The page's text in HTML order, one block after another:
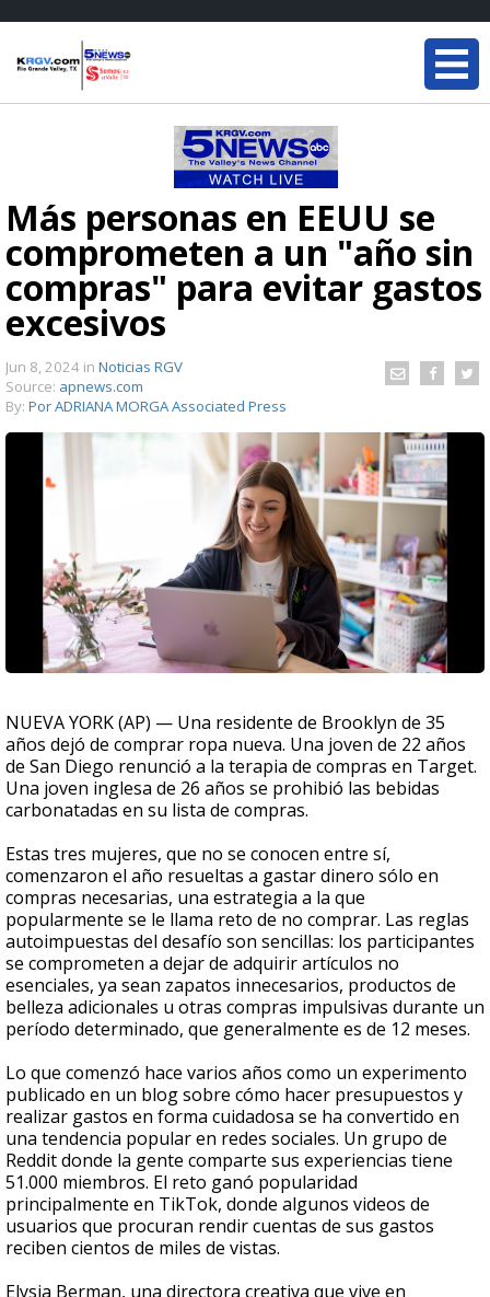
Más personas en EEUU se
comprometen a un "año sin
compras" para evitar gastos
excesivos
Jun 8, 2024 in Noticias RGV
Source: apnews.com
By: Por ADRIANA MORGA Associated Press
NUEVA YORK (AP) — Una residente de Brooklyn de 35
años dejó de comprar ropa nueva. Una joven de 22 años
de San Diego renunció a la terapia de compras en Target.
Una joven inglesa de 26 años se prohibió las bebidas
carbonatadas en su lista de compras.
Estas tres mujeres, que no se conocen entre sí,
comenzaron el año resueltas a gastar dinero sólo en
compras necesarias, una estrategia a la que
popularmente se le llama reto de no comprar. Las reglas
autoimpuestas del desafío son sencillas: los participantes
se comprometen a dejar de adquirir artículos no
esenciales, ya sean zapatos innecesarios, productos de
belleza adicionales u otras compras impulsivas durante un
período determinado, que generalmente es de 12 meses.
Lo que comenzó hace varios años como un experimento
publicado en un blog sobre cómo hacer presupuestos y
realizar gastos en forma cuidadosa se ha convertido en
una tendencia popular en redes sociales. Un grupo de
Reddit donde la gente comparte sus experiencias tiene
51.000 miembros. El reto ganó popularidad
principalmente en TikTok, donde algunos videos de
usuarios que procuran rendir cuentas de sus gastos
reciben cientos de miles de vistas.
Elysia Berman, una directora creativa que vive en